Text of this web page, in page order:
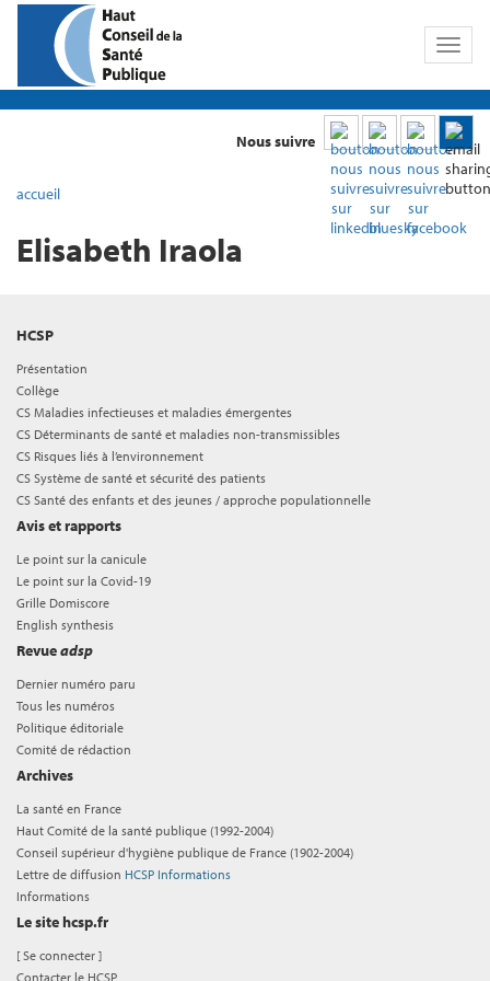
Toggle
Nous suivre
accueil
Elisabeth Iraola
HCSP
Présentation
Collège
CS Maladies infectieuses et maladies émergentes
CS Déterminants de santé et maladies non-transmissibles
CS Risques liés à l’environnement
CS Système de santé et sécurité des patients
CS Santé des enfants et des jeunes / approche populationnelle
Avis et rapports
Le point sur la canicule
Le point sur la Covid-19
Grille Domiscore
English synthesis
Revueadsp
Dernier numéro paru
Tous les numéros
Politique éditoriale
Comité de rédaction
Archives
La santé en France
Haut Comité de la santé publique (1992-2004)
Conseil supérieur d'hygiène publique de France (1902-2004)
Lettre de diffusion HCSP Informations
Informations
Le site hcsp.fr
[Se connecter ]
Contacter le HCSP